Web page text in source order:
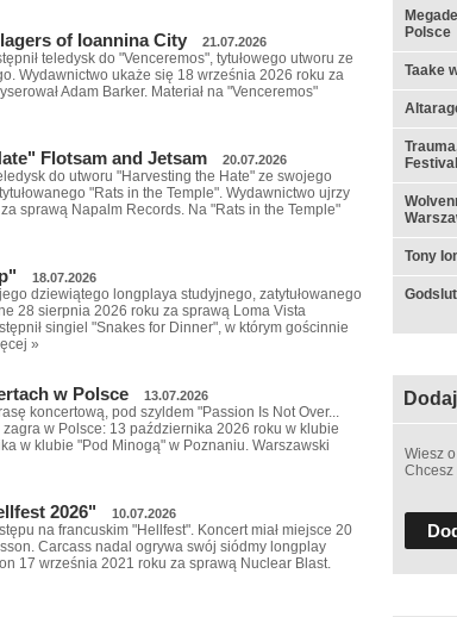
of Ioannina City 21.07.2026
teledysk do "Venceremos", tytułowego utworu ze
Wydawnictwo ukaże się 18 września 2026 roku za
Adam Barker. Materiał na "Venceremos"
Flotsam and Jetsam 20.07.2026
do utworu "Harvesting the Hate" ze swojego
"Rats in the Temple". Wydawnictwo ujrzy
sprawą Napalm Records. Na "Rats in the Temple"
18.07.2026
dziewiątego longplaya studyjnego, zatytułowanego
28 sierpnia 2026 roku za sprawą Loma Vista
singiel "Snakes for Dinner", w którym gościnnie
»
w Polsce 13.07.2026
koncertową, pod szyldem "Passion Is Not Over...
w Polsce: 13 października 2026 roku w klubie
w klubie "Pod Minogą" w Poznaniu. Warszawski
2026" 10.07.2026
na francuskim "Hellfest". Koncert miał miejsce 20
Carcass nadal ogrywa swój siódmy longplay
17 września 2021 roku za sprawą Nuclear Blast.
Polsce
Taake
Tony
Wiesz
Chcesz